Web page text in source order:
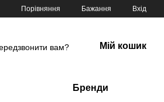
Порівняння Бажання Вхід
вам? Мій кошик
Бренди